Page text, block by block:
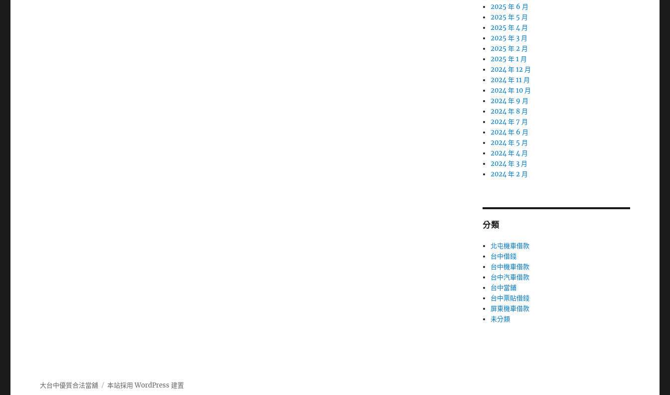
2025 年 6 月
2025 年 5 月
2025 年 4 月
2025 年 3 月
2025 年 2 月
2025 年 1 月
2024 年 12 月
2024 年 11 月
2024 年 10 月
2024 年 9 月
2024 年 8 月
2024 年 7 月
2024 年 6 月
2024 年 5 月
2024 年 4 月
2024 年 3 月
2024 年 2 月
分類
北屯機車借款
台中借錢
台中機車借款
台中汽車借款
台中當鋪
台中票貼借錢
屏東機車借款
未分類
大台中優質合法當舖 本站採用 WordPress 建置